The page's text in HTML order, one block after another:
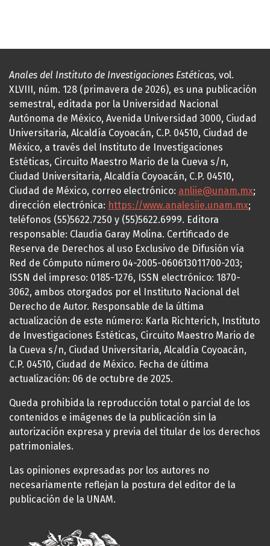
Anales del Instituto de Investigaciones Estéticas, vol.
XLVIII, núm. 128 (primavera de 2026), es una publicación
semestral, editada por la Universidad Nacional
Autónoma de México, Avenida Universidad 3000, Ciudad
Universitaria, Alcaldía Coyoacán, C.P. 04510, Ciudad de
México, a través del Instituto de Investigaciones
Estéticas, Circuito Maestro Mario de la Cueva s/n,
Ciudad Universitaria, Alcaldía Coyoacán, C.P. 04510,
Ciudad de México, correo electrónico: anliie@unam.mx;
dirección electrónica: https://www.analesiie.unam.mx;
teléfonos (55)5622.7250 y (55)5622.6999. Editora
responsable: Claudia Garay Molina. Certificado de
Reserva de Derechos al uso Exclusivo de Difusión vía
Red de Cómputo número 04-2005-060613011700-203;
ISSN del impreso: 0185-1276, ISSN electrónico: 1870-
3062, ambos otorgados por el Instituto Nacional del
Derecho de Autor. Responsable de la última
actualización de este número: Karla Richterich, Instituto
de Investigaciones Estéticas, Circuito Maestro Mario de
la Cueva s/n, Ciudad Universitaria, Alcaldía Coyoacán,
C.P. 04510, Ciudad de México. Fecha de última
actualización: 06 de octubre de 2025.
Queda prohibida la reproducción total o parcial de los
contenidos e imágenes de la publicación sin la
autorización expresa y previa del titular de los derechos
patrimoniales.
Las opiniones expresadas por los autores no
necesariamente reflejan la postura del editor de la
publicación de la UNAM.